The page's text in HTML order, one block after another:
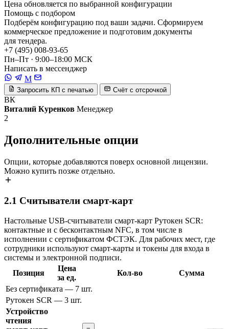
Цена обновляется по выбранной конфигурации
Помощь с подбором
Подберём конфигурацию под ваши задачи. Сформируем
коммерческое предложение и подготовим документы
для тендера.
+7 (495) 008-93-65
Пн–Пт · 9:00–18:00 МСК
Написать в мессенджер
M
Запросить КП с печатью Счёт с отсрочкой
ВК
Виталий Куренков Менеджер
2
Дополнительные опции
Опции, которые добавляются поверх основной лицензии.
Можно купить позже отдельно.
2.1 Считыватели смарт-карт
Настольные USB-считыватели смарт-карт Рутокен SCR:
контактные и с бесконтактным NFC, в том числе в
исполнении с сертификатом ФСТЭК. Для рабочих мест, где
сотрудники используют смарт-карты и токены для входа в
системы и электронной подписи.
Позиция
Цена
за ед.
Кол-во
Сумма
Без сертификата — 7 шт.
Рутокен SCR — 3 шт.
Устройство
чтения